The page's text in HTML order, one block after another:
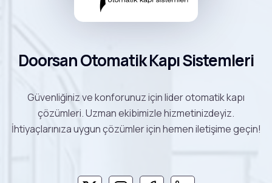
Doorsan Otomatik Kapı Sistemleri
Güvenliğiniz ve konforunuz için lider otomatik kapı
çözümleri. Uzman ekibimizle hizmetinizdeyiz.
İhtiyaçlarınıza uygun çözümler için hemen iletişime geçin!